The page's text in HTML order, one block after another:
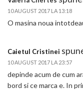
10 AUGUST 2017 LA 13:18
O masina noua
Caietul Cristinei
10 AUGUST 2017 LA 23:57
depinde acum de cum
bord si ce marca e. In